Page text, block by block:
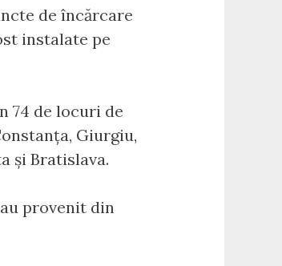
de încărcare
instalate pe
74 de locuri de
Giurgiu,
și Bratislava.
provenit din